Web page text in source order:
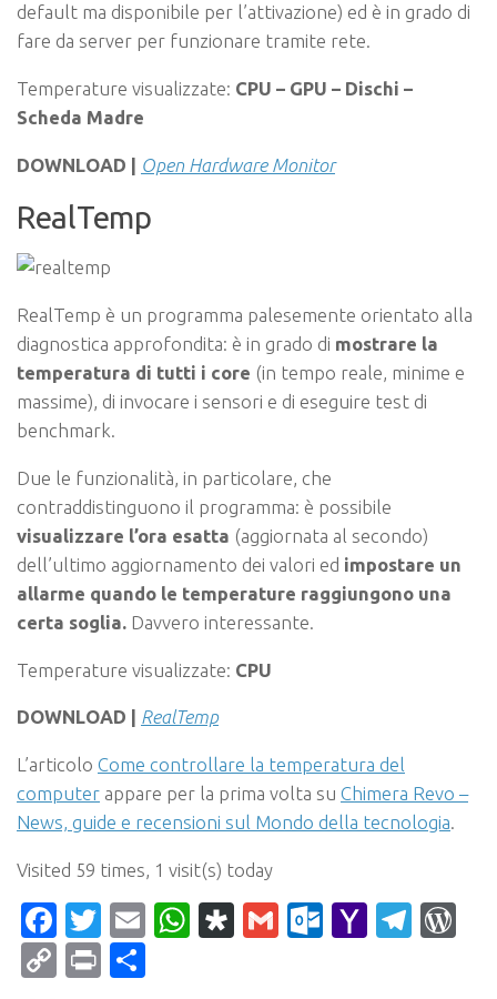
default ma disponibile per l’attivazione) ed è in grado di
fare da server per funzionare tramite rete.
Temperature visualizzate: CPU – GPU – Dischi –
Scheda Madre
DOWNLOAD | Open Hardware Monitor
RealTemp
RealTemp è un programma palesemente orientato alla
diagnostica approfondita: è in grado di mostrare la
temperatura di tutti i core (in tempo reale, minime e
massime), di invocare i sensori e di eseguire test di
benchmark.
Due le funzionalità, in particolare, che
contraddistinguono il programma: è possibile
visualizzare l’ora esatta (aggiornata al secondo)
dell’ultimo aggiornamento dei valori ed impostare un
allarme quando le temperature raggiungono una
certa soglia. Davvero interessante.
Temperature visualizzate: CPU
DOWNLOAD | RealTemp
L’articolo Come controllare la temperatura del
computer appare per la prima volta su Chimera Revo –
News, guide e recensioni sul Mondo della tecnologia.
Visited 59 times, 1 visit(s) today
Facebook
Twitter
EmailWhatsApp
Diaspora
Gmail Yahoo
CopyPrint